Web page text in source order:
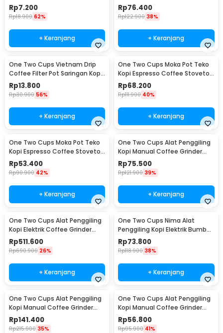
JJYE01
Rp7.200
Rp18.900 62%
+ Keranjang
6 Cup 300ml - Z20
Rp76.400
Rp122.900 38%
+ Keranjang
One Two Cups Vietnam Drip
Coffee Filter Pot Saringan Kopi
180ml 8Q - LC1
Rp13.800
Rp30.900 56%
+ Keranjang
One Two Cups Moka Pot Teko
Kopi Espresso Coffee Stovetop
4 Cup 200ml - Z20
Rp68.200
Rp111.900 40%
+ Keranjang
One Two Cups Moka Pot Teko
Kopi Espresso Coffee Stovetop
2 Cup 100ml - Z20
Rp53.400
Rp90.900 42%
+ Keranjang
One Two Cups Alat Penggiling
Kopi Manual Coffee Grinder
Wood - 16290
Rp75.500
Rp121.900 39%
+ Keranjang
One Two Cups Alat Penggiling
Kopi Elektrik Coffee Grinder
Adjustable - 600N
Rp511.600
Rp690.900 26%
+ Keranjang
One Two Cups Nima Alat
Penggiling Kopi Elektrik Bumbu
Coffee Grinder - NM-8300
Rp73.800
Rp118.900 38%
+ Keranjang
One Two Cups Alat Penggiling
Kopi Manual Coffee Grinder
Wood 30g - CW85532
Rp141.400
Rp215.900 35%
One Two Cups Alat Penggiling
Kopi Manual Coffee Grinder
160ml - CF012
Rp56.800
Rp95.900 41%